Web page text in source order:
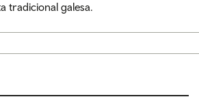
tradicional galesa.